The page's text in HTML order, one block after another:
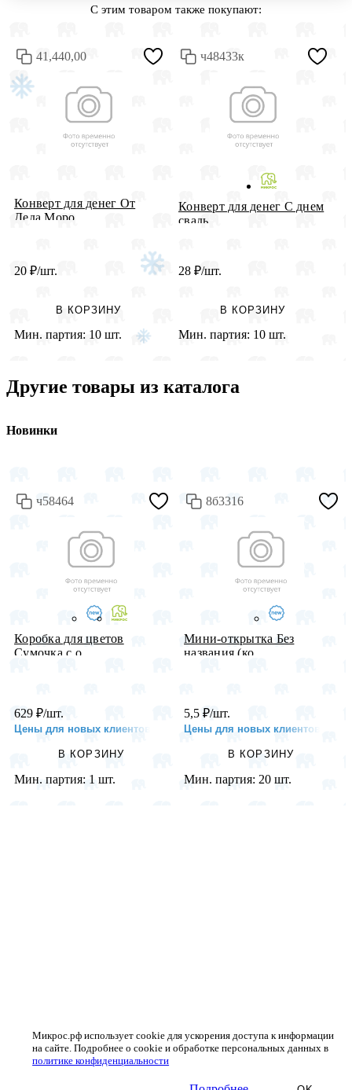
С этим товаром также покупают:
41,440,00
Конверт для денег От
Деда Моро...
20 ₽/шт.
В КОРЗИНУ
Мин. партия: 10 шт.
ч48433к
Конверт для денег С днем
свадь...
28 ₽/шт.
В КОРЗИНУ
Мин. партия: 10 шт.
Другие товары из каталога
Новинки
ч58464
Коробка для цветов
Сумочка с о...
629 ₽/шт.
Цены для новых клиентов
В КОРЗИНУ
Мин. партия: 1 шт.
8б3316
Мини-открытка Без
названия (ко...
5,5 ₽/шт.
Цены для новых клиентов
В КОРЗИНУ
Мин. партия: 20 шт.
Микрос.рф использует cookie для ускорения доступа к информации
на сайте. Подробнее о cookie и обработке персональных данных в
политике конфиденциальности